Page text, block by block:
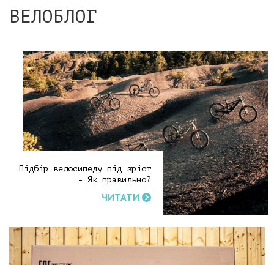
ВЕЛОБЛОГ
Підбір велосипеду під зріст
- Як правильно?
ЧИТАТИ